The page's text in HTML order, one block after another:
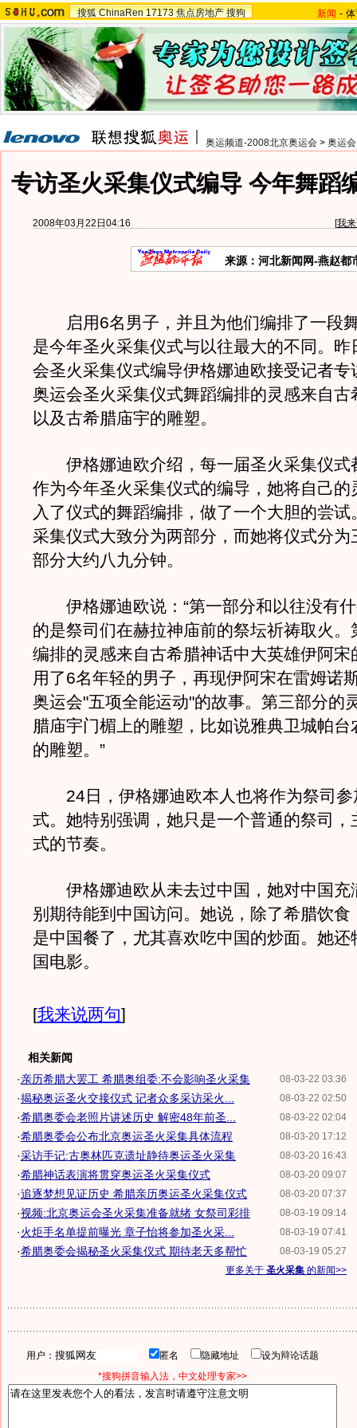
搜狐 ChinaRen 17173 焦点房地产 搜狗 新闻 -
奥运频道-2008北京奥运会 > 奥运
专访圣火采集仪式编导 今年舞蹈
2008年03月22日04:16 [我
来源：河北新闻网-燕赵都
启用6名男子，并且为他们编排了一段
是今年圣火采集仪式与以往最大的不同。昨
会圣火采集仪式编导伊格娜迪欧接受记者专
奥运会圣火采集仪式舞蹈编排的灵感来自古
以及古希腊庙宇的雕塑。
伊格娜迪欧介绍，每一届圣火采集仪式
作为今年圣火采集仪式的编导，她将自己的
入了仪式的舞蹈编排，做了一个大胆的尝试
采集仪式大致分为两部分，而她将仪式分为
部分大约八九分钟。
伊格娜迪欧说：“第一部分和以往没有什
的是祭司们在赫拉神庙前的祭坛祈祷取火。
编排的灵感来自古希腊神话中大英雄伊阿宋
用了6名年轻的男子，再现伊阿宋在雷姆诺
奥运会"五项全能运动"的故事。第三部分的
腊庙宇门楣上的雕塑，比如说雅典卫城帕台
的雕塑。”
24日，伊格娜迪欧本人也将作为祭司参
式。她特别强调，她只是一个普通的祭司，
式的节奏。
伊格娜迪欧从未去过中国，她对中国充
别期待能到中国访问。她说，除了希腊饮食
是中国餐了，尤其喜欢吃中国的炒面。她还
国电影。
[我来说两句]
相关新闻
08-03-22 03:36
·亲历希腊大罢工 希腊奥组委:不会影响圣火采集
08-03-22 02:50
·揭秘奥运圣火交接仪式 记者众多采访采火...
08-03-22 02:04
·希腊奥委会老照片讲述历史 解密48年前圣...
08-03-20 17:12
·希腊奥委会公布北京奥运圣火采集具体流程
08-03-20 16:43
·采访手记:古奥林匹克遗址静待奥运圣火采集
08-03-20 09:07
·希腊神话表演将贯穿奥运圣火采集仪式
08-03-20 07:37
·追逐梦想见证历史 希腊亲历奥运圣火采集仪式
08-03-19 09:14
·视频:北京奥运会圣火采集准备就绪 女祭司彩排
08-03-19 07:41
·火炬手名单提前曝光 章子怡将参加圣火采...
08-03-19 05:27
·希腊奥委会揭秘圣火采集仪式 期待老天多帮忙
更多关于 圣火采集 的新闻>>
用户： 匿名 隐藏地址
设为辩论话题
*搜狗拼音输入法，中文处理专家>>